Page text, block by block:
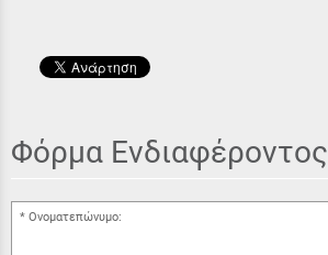
Φόρμα Ενδιαφέροντος
Ονοματεπώνυμο: